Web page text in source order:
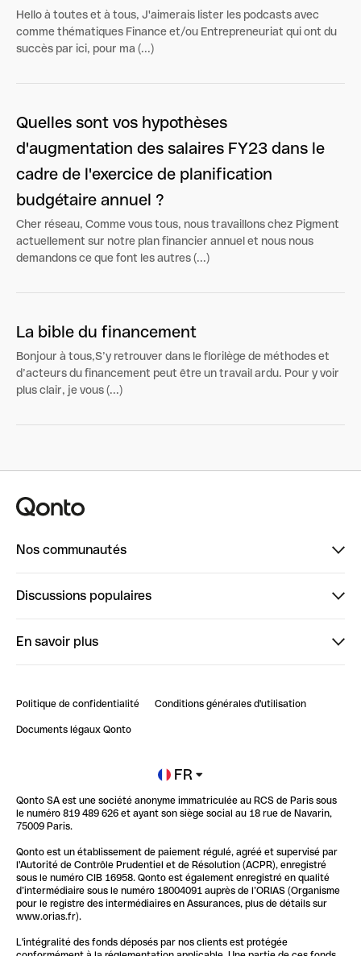
Hello à toutes et à tous, J'aimerais lister les podcasts avec
comme thématiques Finance et/ou Entrepreneuriat qui ont du
succès par ici, pour ma (...)
Quelles sont vos hypothèses
d'augmentation des salaires FY23 dans le
cadre de l'exercice de planification
budgétaire annuel ?
Cher réseau, Comme vous tous, nous travaillons chez Pigment
actuellement sur notre plan financier annuel et nous nous
demandons ce que font les autres (...)
La bible du financement
Bonjour à tous,S’y retrouver dans le florilège de méthodes et
d’acteurs du financement peut être un travail ardu. Pour y voir
plus clair, je vous (...)
Nos communautés
ClubQonto
Discussions populaires
Impact de l'IA sur les carrières/productivité
En savoir plus
Blog
Newsroom
Glossaire finance
Politique de confidentialité Conditions générales d'utilisation
Documents légaux Qonto
FR
Qonto SA est une société anonyme immatriculée au RCS de Paris sous
le numéro 819 489 626 et ayant son siège social au 18 rue de Navarin,
75009 Paris.
Qonto est un établissement de paiement régulé, agréé et supervisé par
l'Autorité de Contrôle Prudentiel et de Résolution (ACPR), enregistré
sous le numéro CIB 16958. Qonto est également enregistré en qualité
d’intermédiaire sous le numéro 18004091 auprès de l’ORIAS (Organisme
pour le registre des intermédiaires en Assurances, plus de détails sur
www.orias.fr).
L'intégralité des fonds déposés par nos clients est protégée